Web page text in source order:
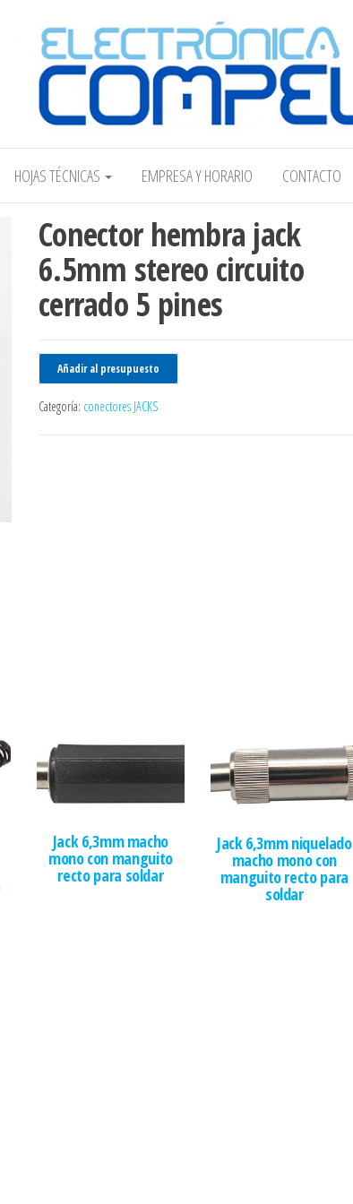
Electrónica COMPEL
HOJAS TÉCNICAS EMPRESA Y HORARIO CONTACTO
Conector hembra jack
6.5mm stereo circuito
cerrado 5 pines
Añadir al presupuesto
Categoría: conectores JACKS
Jack 6,3mm macho
mono con manguito
recto para soldar
Jack 6,3mm niquelado
macho mono con
manguito recto para
soldar